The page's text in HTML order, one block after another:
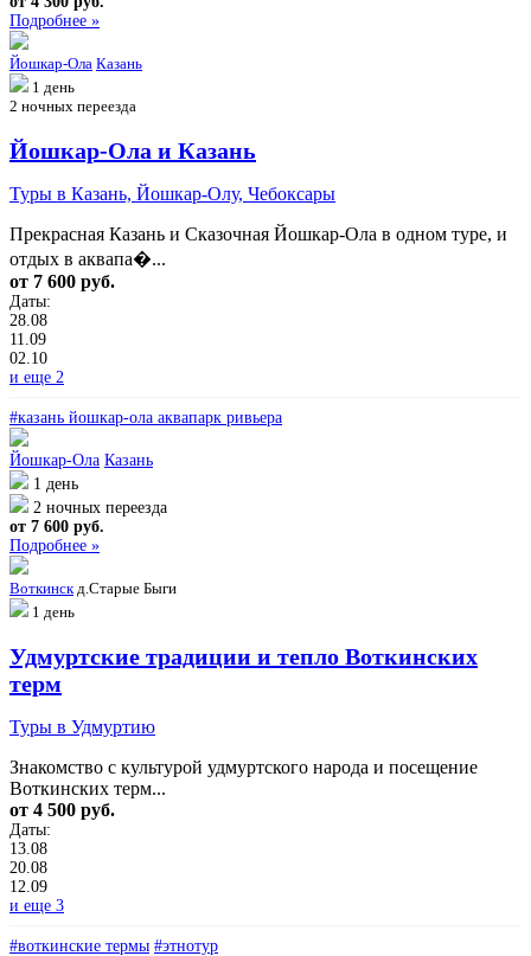
Подробнее »
Йошкар-Ола Казань
1 день
2 ночных переезда
Йошкар-Ола и Казань
Туры в Казань, Йошкар-Олу, Чебоксары
Прекрасная Казань и Сказочная Йошкар-Ола в одном туре, и
отдых в аквапа�...
от 7 600 руб.
Даты:
28.08
11.09
02.10
и еще 2
#казань йошкар-ола аквапарк ривьера
Йошкар-Ола Казань
1 день
2 ночных переезда
от 7 600 руб.
Подробнее »
Воткинск д.Старые Быги
1 день
Удмуртские традиции и тепло Воткинских
терм
Туры в Удмуртию
Знакомство с культурой удмуртского народа и посещение
Воткинских терм...
от 4 500 руб.
Даты:
13.08
20.08
12.09
и еще 3
#воткинские термы #этнотур